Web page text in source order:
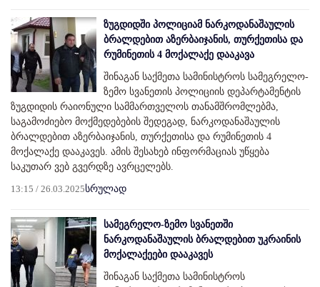
ზუგდიდში პოლიციამ ნარკოდანაშაულის
ბრალდებით აზერბაიჯანის, თურქეთისა და
რუმინეთის 4 მოქალაქე დააკავა
შინაგან საქმეთა სამინისტროს სამეგრელო-
ზემო სვანეთის პოლიციის დეპარტამენტის
ზუგდიდის რაიონული სამმართველოს თანამშრომლებმა,
საგამოძიებო მოქმედებების შედეგად, ნარკოდანაშაულის
ბრალდებით აზერბაიჯანის, თურქეთისა და რუმინეთის 4
მოქალაქე დააკავეს. ამის შესახებ ინფორმაციას უწყება
საკუთარ ვებ გვერდზე ავრცელებს.
13:15 / 26.03.2025სრულად
სამეგრელო-ზემო სვანეთში
ნარკოდანაშაულის ბრალდებით უკრაინის
მოქალაქეები დააკავეს
შინაგან საქმეთა სამინისტროს